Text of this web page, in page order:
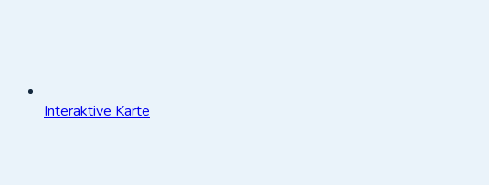
Interaktive Karte